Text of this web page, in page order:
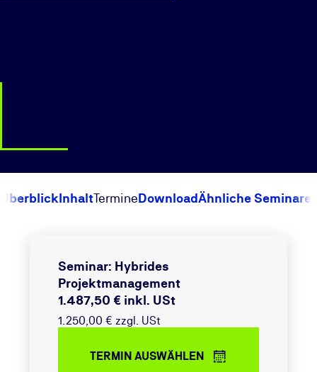
ÜberblickInhaltTermineDownloadÄhnliche Seminare
Seminar: Hybrides
Projektmanagement
1.487,50 € inkl. USt
1.250,00 € zzgl. USt
TERMIN AUSWÄHLEN